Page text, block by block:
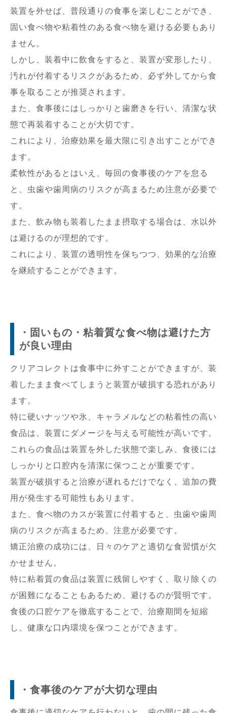
装置を外せば、普段通りの食事を楽しむことができ、
固い食べ物や粘着性のある食べ物を避ける必要もあり
ません。
しかし、装着中に飲食をすると、装置が変形したり、
汚れが付着するリスクがあるため、必ず外してから食
事を取ることが推奨されます。
また、食事後にはしっかりと歯磨きを行い、清潔な状
態で再装着することが大切です。
これにより、治療効果を最大限に引き出すことができ
ます。
柔軟性があるとはいえ、毎回の食事後のケアを怠る
と、虫歯や歯周病のリスクが高まるため注意が必要で
す。
また、飲み物も装着したまま摂取する場合は、水以外
は避けるのが理想的です。
これにより、装置の透明性を保ちつつ、効果的な治療
を継続することができます。
・固いもの・粘着質な食べ物は避けた方
が良い理由
クリアコレクトは食事中に外すことができますが、装
着したまま食べてしまうと装置が破損する恐れがあり
ます。
特に硬いナッツや氷、キャラメルなどの粘着性の高い
食品は、装置にダメージを与える可能性が高いです。
これらの食品は装置を外した状態で楽しみ、食後には
しっかりと口腔内を清潔に保つことが重要です。
装置が破損すると治療が遅れるだけでなく、追加の費
用が発生する可能性もあります。
また、食べ物のカスが装置に付着すると、虫歯や歯周
病のリスクが高まるため、注意が必要です。
矯正治療の成功には、日々のケアと適切な食習慣が欠
かせません。
特に粘着質の食品は装置に残留しやすく、取り除くの
が困難になることもあるため、避けるのが賢明です。
食後の口腔ケアを徹底することで、治療期間を短縮
し、健康な口内環境を保つことができます。
・食事後のケアが大切な理由